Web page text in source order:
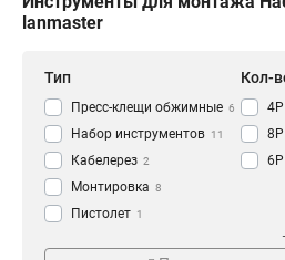
lanmaster
Тип
Пресс-клещи обжимные 6
Набор инструментов 11
Кабелерез 2
Монтировка 8
Пистолет 1
Кол-
4P
8P
6P